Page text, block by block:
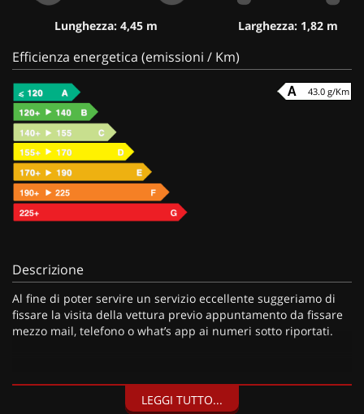
Lunghezza: 4,45 m Larghezza: 1,82 m
Efficienza energetica (emissioni / Km)
43.0 g/Km
Descrizione
Al fine di poter servire un servizio eccellente suggeriamo di
fissare la visita della vettura previo appuntamento da fissare
mezzo mail, telefono o what’s app ai numeri sotto riportati.
LEGGI TUTTO...